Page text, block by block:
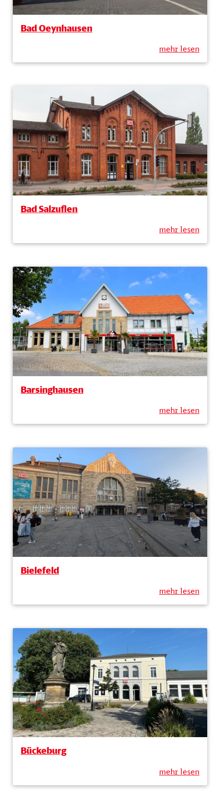
Bad Oeynhausen
mehr lesen
Bad Salzuflen
mehr lesen
Barsinghausen
mehr lesen
Bielefeld
mehr lesen
Bückeburg
mehr lesen